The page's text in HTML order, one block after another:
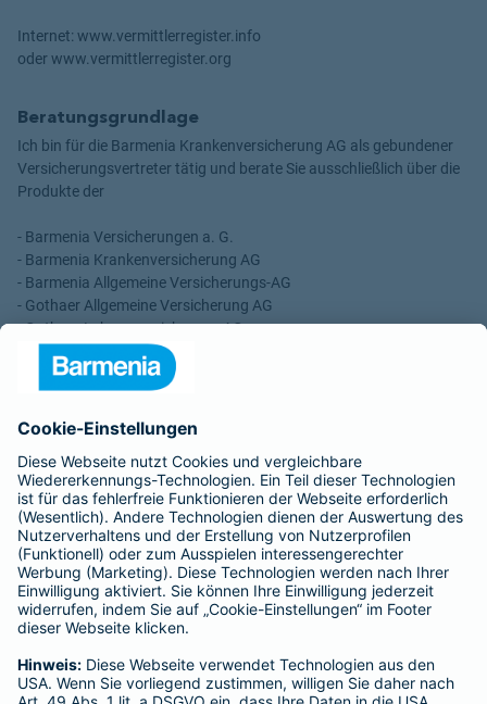
Internet: www.vermittlerregister.info
oder www.vermittlerregister.org
Beratungsgrundlage
Ich bin für die Barmenia Krankenversicherung AG als gebundener
Versicherungsvertreter tätig und berate Sie ausschließlich über die
Produkte der
- Barmenia Versicherungen a. G.
- Barmenia Krankenversicherung AG
- Barmenia Allgemeine Versicherungs-AG
- Gothaer Allgemeine Versicherung AG
- Gothaer Lebensversicherung AG
- Gothaer Krankenversicherung AG
- ROLAND Rechtsschutz-Versicherungs-AG
- ROLAND Schutzbrief-Versicherung AG
Für meine Tätigkeit erhalte ich eine Provision und sonstige
Vergütungen, die in der zu entrichtenden Versicherungsprämie
enthalten sind.
Schlichtungsstellen
Für Lebens- und Sachversicherungen:
Verein Versicherungsombudsmann eV,
Postfach 080632, 10006 Berlin
Für private Krankenversicherungen:
Ombudsmann für private Kranken- / Pflege-Versicherungen,